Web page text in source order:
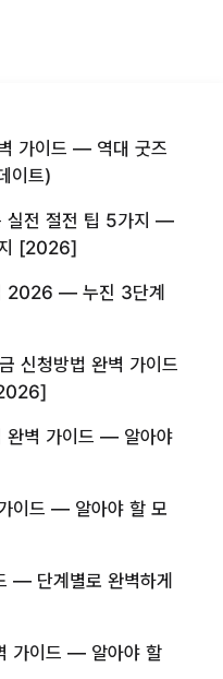
가이드 — 역대 굿즈
이트)
실전 절전 팁 5가지 —
지 [2026]
2026 — 누진 3단계
신청방법 완벽 가이드
완벽 가이드 — 알아야
이드 — 알아야 할 모
— 단계별로 완벽하게
가이드 — 알아야 할